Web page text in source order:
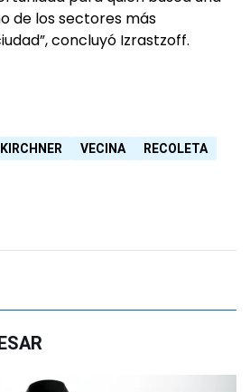
de los sectores más
concluyó Izrastzoff.
VECINA RECOLETA